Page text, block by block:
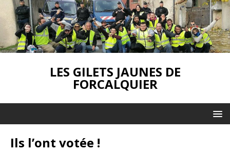
LES GILETS JAUNES DE
FORCALQUIER
Ils l’ont votée !